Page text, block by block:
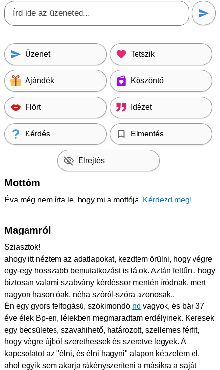
Üzenet Tetszik
Ajándék Köszöntő
Flört Idézet
Kérdés Elmentés
Elrejtés
Mottóm
Éva még nem írta le, hogy mi a mottója. Kérdezd meg!
Magamról
Sziasztok!
ahogy itt néztem az adatlapokat, kezdtem örülni, hogy végre
egy-egy hosszabb bemutatkozást is látok. Aztán feltűnt, hogy
biztosan valami szabvány kérdéssor mentén íródnak, mert
nagyon hasonlóak, néha szóról-szóra azonosak..
Én egy gyors felfogású, szókimondó nő vagyok, és bár 37
éve élek Bp-en, lélekben megmaradtam erdélyinek. Keresek
egy becsületes, szavahihető, határozott, szellemes férfit,
hogy végre újból szerethessek és szeretve legyek. A
kapcsolatot az "élni, és élni hagyni" alapon képzelem el,
ahol egyik sem akarja rákényszeríteni a másikra a saját